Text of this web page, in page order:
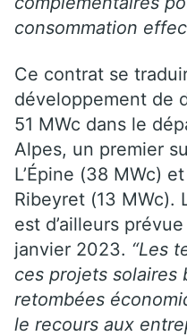
consommation
Ce contrat se
développement de
51 MWc dans le
Alpes, un premier
L’Épine (38 MWc)
Ribeyret (13 MWc).
est d’ailleurs
janvier 2023. “Les
ces projets solaires
retombées
le recours aux